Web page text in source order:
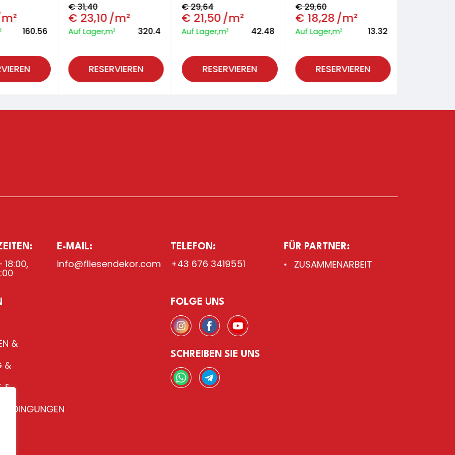
160.56
€31,40
€ 23,10/m²
Auf Lager,m² 320.4
RESERVIEREN
€29,64
€ 21,50/m²
Auf Lager,m² 42.48
RESERVIEREN
€29,60
€ 18,28/m²
Auf Lager,m² 13.32
RESERVIEREN
18:00,
E-MAIL:
info@fliesendekor.com
TELEFON:
+43 676 3419551
FÜR PARTNER:
ZUSAMMENARBEIT
&
&
&
FOLGE UNS
SCHREIBEN SIE UNS